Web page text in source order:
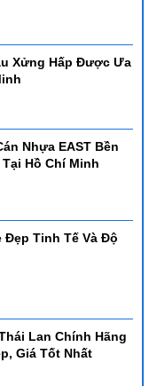
thiết kế chắc chắn
nồi có thể dụng
Xửng Hấp Được Ưa
Nhựa EAST Bền
Hồ Chí Minh
Đẹp Tinh Tế Và Độ
Lan Chính Hãng
Giá Tốt Nhất